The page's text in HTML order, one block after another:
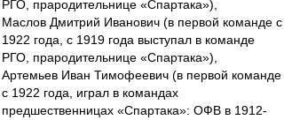
РГО, прародительнице «Спартака»),
Маслов Дмитрий Иванович (в первой команде с
1922 года, с 1919 года выступал в команде
РГО, прародительнице «Спартака»),
Артемьев Иван Тимофеевич (в первой команде
с 1922 года, играл в командах
предшественницах «Спартака»: ОФВ в 1912-